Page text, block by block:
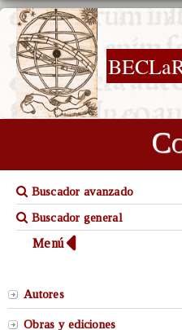
Buscador avanzado
Buscador general
Menú
Autores
Obras y ediciones